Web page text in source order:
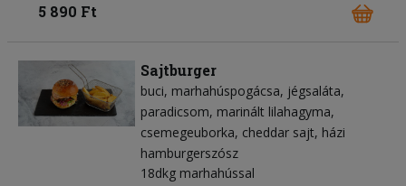
5 890 Ft
Sajtburger
buci marhahúspogácsa jégsaláta
paradicsom marinált lilahagyma
csemegeuborka cheddar sajt házi
hamburgerszósz
18dkg marhahússal